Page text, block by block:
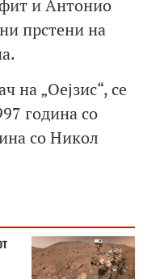
и Антонио
прстени на
на „Оејзис“, се
година со
со Никол